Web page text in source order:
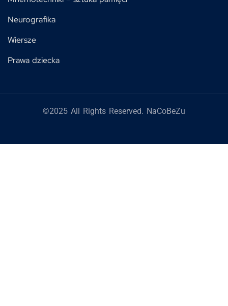
Neurografika
Wiersze
Prawa dziecka
©2025 All Rights Reserved. NaCoBeZu